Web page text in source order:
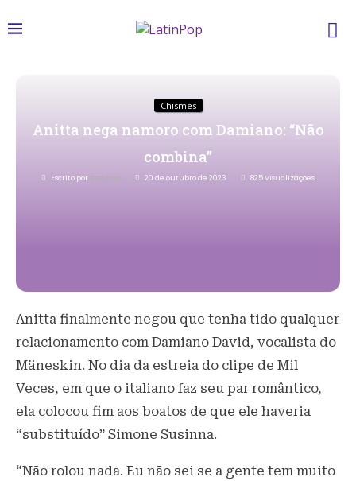
Chismes
Anitta nega namoro com Damiano: “Não
combina”
Escrito por Redacao 20 de outubro de 2023 825Visualizações
Anitta finalmente negou que tenha tido qualquer
relacionamento com Damiano David, vocalista do
Mäneskin. No dia da estreia do clipe de Mil
Veces, em que o italiano faz seu par romântico,
ela colocou fim aos boatos de que ele haveria
“substituído” Simone Susinna.
“Não rolou nada. Eu não sei se a gente tem muito